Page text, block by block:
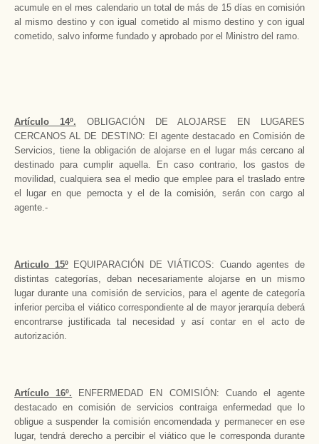
acumule en el mes calendario un total de más de 15 días en comisión
al mismo destino y con igual cometido al mismo destino y con igual
cometido, salvo informe fundado y aprobado por el Ministro del ramo.
Artículo 14º. OBLIGACIÓN DE ALOJARSE EN LUGARES
CERCANOS AL DE DESTINO: El agente destacado en Comisión de
Servicios, tiene la obligación de alojarse en el lugar más cercano al
destinado para cumplir aquella. En caso contrario, los gastos de
movilidad, cualquiera sea el medio que emplee para el traslado entre
el lugar en que pernocta y el de la comisión, serán con cargo al
agente.-
Articulo 15ºEQUIPARACIÓN DE VIÁTICOS: Cuando agentes de
distintas categorías, deban necesariamente alojarse en un mismo
lugar durante una comisión de servicios, para el agente de categoría
inferior perciba el viático correspondiente al de mayor jerarquía deberá
encontrarse justificada tal necesidad y así contar en el acto de
autorización.
Artículo 16º. ENFERMEDAD EN COMISIÓN: Cuando el agente
destacado en comisión de servicios contraiga enfermedad que lo
obligue a suspender la comisión encomendada y permanecer en ese
lugar, tendrá derecho a percibir el viático que le corresponda durante